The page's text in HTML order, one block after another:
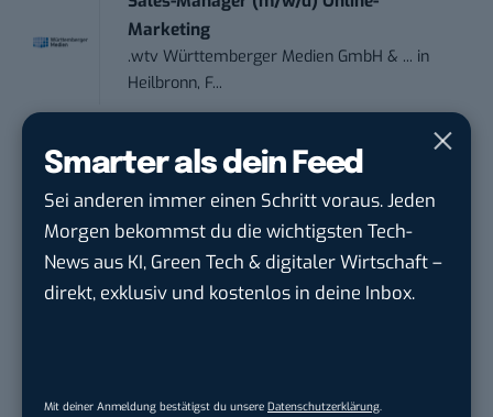
Smarter als dein Feed
Sei anderen immer einen Schritt voraus. Jeden
Morgen bekommst du die wichtigsten Tech-
News aus KI, Green Tech & digitaler Wirtschaft –
direkt, exklusiv und kostenlos in deine Inbox.
Mit deiner Anmeldung bestätigst du unsere Datenschutzerklärung.
Marketing
.wtv Württemberger Medien GmbH & ... in
Heilbronn, F...
Endpoint Security Engineer – OT (f/m/x)
ZEISS inOberkochen (Baden-Württemberg),
München